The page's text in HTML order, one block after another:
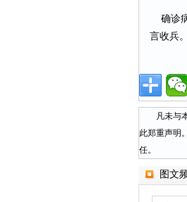
确诊
言收兵。
凡未与本
此郑重声明
任。
图文